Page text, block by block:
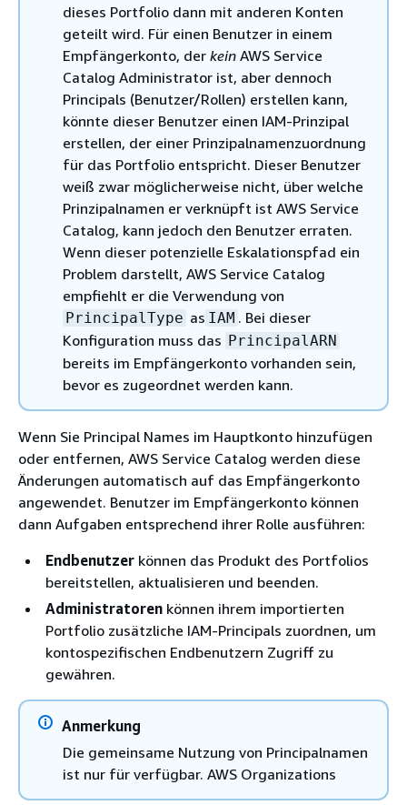
dieses Portfolio dann mit anderen Konten
geteilt wird. Für einen Benutzer in einem
Empfängerkonto, der kein AWS Service
Catalog Administrator ist, aber dennoch
Principals (Benutzer/Rollen) erstellen kann,
könnte dieser Benutzer einen IAM-Prinzipal
erstellen, der einer Prinzipalnamenzuordnung
für das Portfolio entspricht. Dieser Benutzer
weiß zwar möglicherweise nicht, über welche
Prinzipalnamen er verknüpft ist AWS Service
Catalog, kann jedoch den Benutzer erraten.
Wenn dieser potenzielle Eskalationspfad ein
Problem darstellt, AWS Service Catalog
empfiehlt er die Verwendung von
PrincipalType as IAM . Bei dieser
Konfiguration muss das PrincipalARN
bereits im Empfängerkonto vorhanden sein,
bevor es zugeordnet werden kann.
Wenn Sie Principal Names im Hauptkonto hinzufügen
oder entfernen, AWS Service Catalog werden diese
Änderungen automatisch auf das Empfängerkonto
angewendet. Benutzer im Empfängerkonto können
dann Aufgaben entsprechend ihrer Rolle ausführen:
Endbenutzer können das Produkt des Portfolios
bereitstellen, aktualisieren und beenden.
Administratoren können ihrem importierten
Portfolio zusätzliche IAM-Principals zuordnen, um
kontospezifischen Endbenutzern Zugriff zu
gewähren.
Anmerkung
Die gemeinsame Nutzung von Principalnamen
ist nur für verfügbar. AWS Organizations